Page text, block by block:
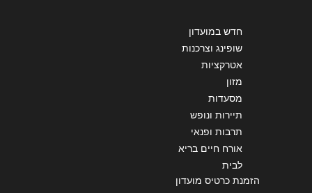
חדש במועדון
שופינג וצרכנות
אטרקציות
מזון
מסעדות
תיירות ונופש
תרבות ופנאי
אורח חיים בריא
לבית
הזמנת כרטיס מועדון